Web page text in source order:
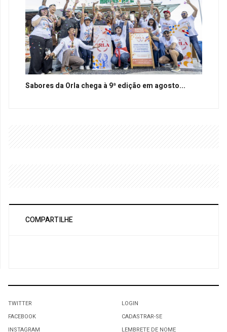
Sabores da Orla chega à 9ª edição em agosto...
COMPARTILHE
TWITTER
FACEBOOK
INSTAGRAM
LOGIN
CADASTRAR-SE
LEMBRETE DE NOME